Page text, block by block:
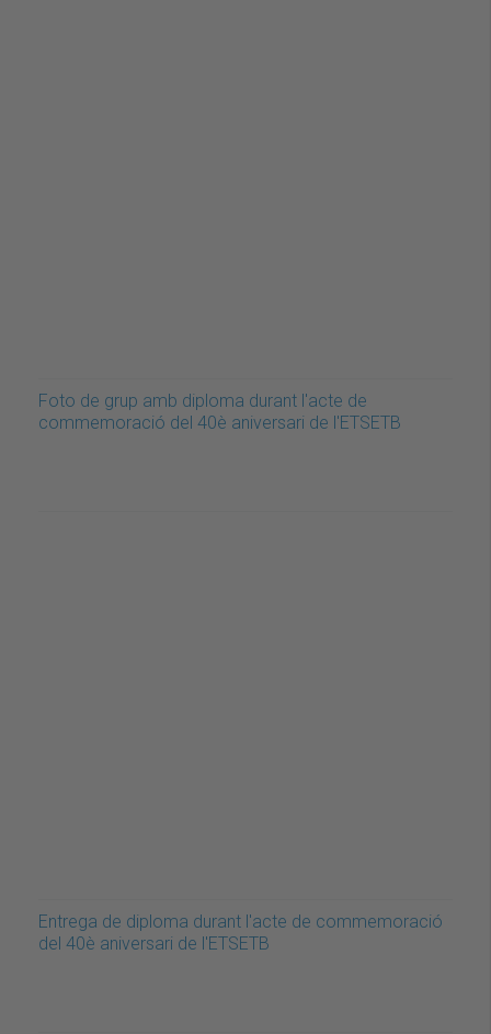
Foto de grup amb diploma durant l'acte de
commemoració del 40è aniversari de l'ETSETB
Entrega de diploma durant l'acte de commemoració
del 40è aniversari de l'ETSETB